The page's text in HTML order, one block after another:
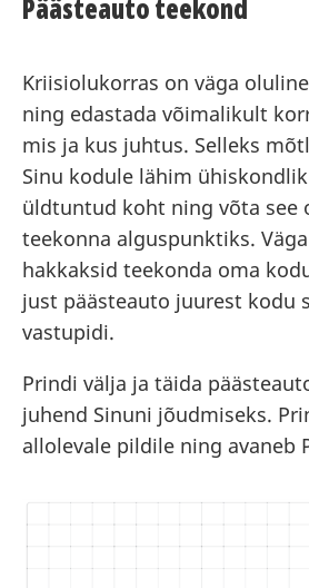
Päästeauto teekond
Kriisiolukorras on väga
ning edastada võimalikult
mis ja kus juhtus. Selleks
Sinu kodule lähim
üldtuntud koht ning võta see
teekonna alguspunktiks.
hakkaksid teekonda oma
just päästeauto juurest kodu
vastupidi.
Prindi välja ja täida
juhend Sinuni jõudmiseks.
allolevale pildile ning avaneb